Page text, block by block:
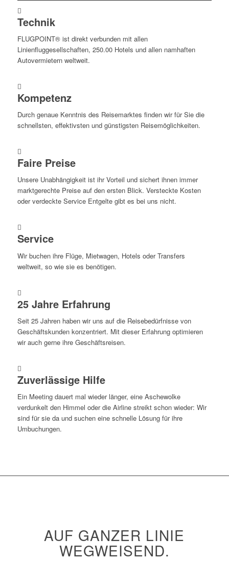
Technik
FLUGPOINT® ist direkt verbunden mit allen
Linienfluggesellschaften, 250.00 Hotels und allen namhaften
Autovermietern weltweit.
Kompetenz
Durch genaue Kenntnis des Reisemarktes finden wir für Sie die
schnellsten, effektivsten und günstigsten Reisemöglichkeiten.
Faire Preise
Unsere Unabhängigkeit ist ihr Vorteil und sichert ihnen immer
marktgerechte Preise auf den ersten Blick. Versteckte Kosten
oder verdeckte Service Entgelte gibt es bei uns nicht.
Service
Wir buchen ihre Flüge, Mietwagen, Hotels oder Transfers
weltweit, so wie sie es benötigen.
25 Jahre Erfahrung
Seit 25 Jahren haben wir uns auf die Reisebedürfnisse von
Geschäftskunden konzentriert. Mit dieser Erfahrung optimieren
wir auch gerne ihre Geschäftsreisen.
Zuverlässige Hilfe
Ein Meeting dauert mal wieder länger, eine Aschewolke
verdunkelt den Himmel oder die Airline streikt schon wieder: Wir
sind für sie da und suchen eine schnelle Lösung für ihre
Umbuchungen.
AUF GANZER LINIE
WEGWEISEND.